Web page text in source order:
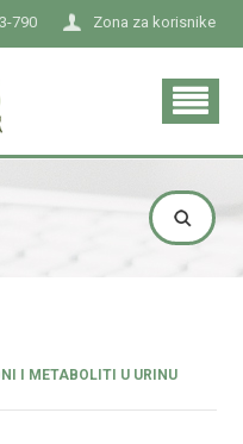
Zona za korisnike
790
I METABOLITI U URINU